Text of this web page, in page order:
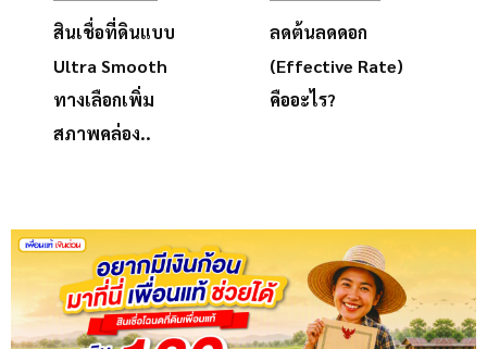
สินเชื่อที่ดินแบบ
Ultra Smooth
ทางเลือกเพิ่ม
สภาพคล่อง..
ลดต้นลดดอก
(Effective Rate)
คืออะไร?